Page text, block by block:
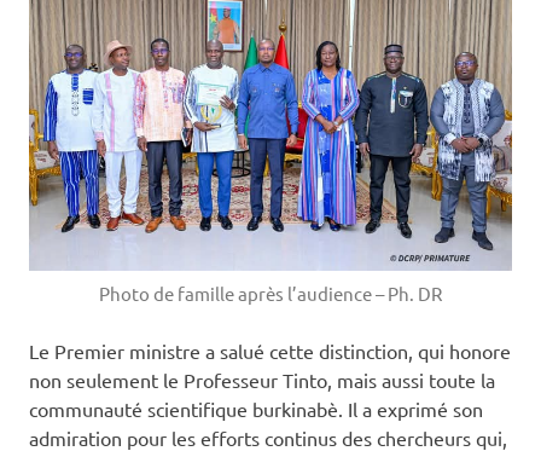
Photo de famille après l’audience – Ph. DR
Le Premier ministre a salué cette distinction, qui honore
non seulement le Professeur Tinto, mais aussi toute la
communauté scientifique burkinabè. Il a exprimé son
admiration pour les efforts continus des chercheurs qui,